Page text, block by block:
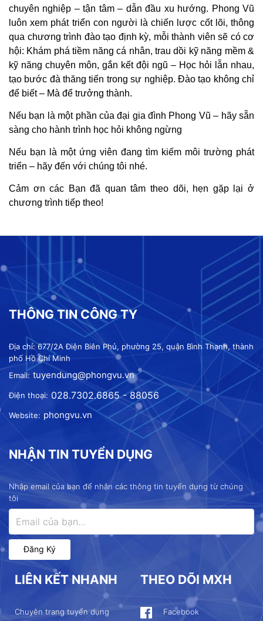
chuyên nghiệp – tận tâm – dẫn đầu xu hướng. Phong Vũ
luôn xem phát triển con người là chiến lược cốt lõi, thông
qua chương trình đào tạo định kỳ, mỗi thành viên sẽ có cơ
hội: Khám phá tiềm năng cá nhân, trau dồi kỹ năng mềm &
kỹ năng chuyên môn, gắn kết đội ngũ – Học hỏi lẫn nhau,
tạo bước đà thăng tiến trong sự nghiệp. Đào tạo không chỉ
để biết – Mà để trưởng thành.
Nếu bạn là một phần của đại gia đình Phong Vũ – hãy sẵn
sàng cho hành trình học hỏi không ngừng
Nếu bạn là một ứng viên đang tìm kiếm môi trường phát
triển – hãy đến với chúng tôi nhé.
Cảm ơn các Bạn đã quan tâm theo dõi, hẹn gặp lại ở
chương trình tiếp theo!
THÔNG TIN CÔNG TY
Địa chỉ: 677/2A Điện Biên Phủ, phường 25, quận Bình Thạnh, thành
phố Hồ Chí Minh
Email: tuyendung@phongvu.vn
Điện thoại: 028.7302.6865 - 88056
Website: phongvu.vn
NHẬN TIN TUYỂN DỤNG
Nhập email của bạn để nhận các thông tin tuyển dụng từ chúng
tôi
Đăng Ký
LIÊN KẾT NHANH
Chuyên trang tuyển dụng
THEO DÕI MXH
Facebook